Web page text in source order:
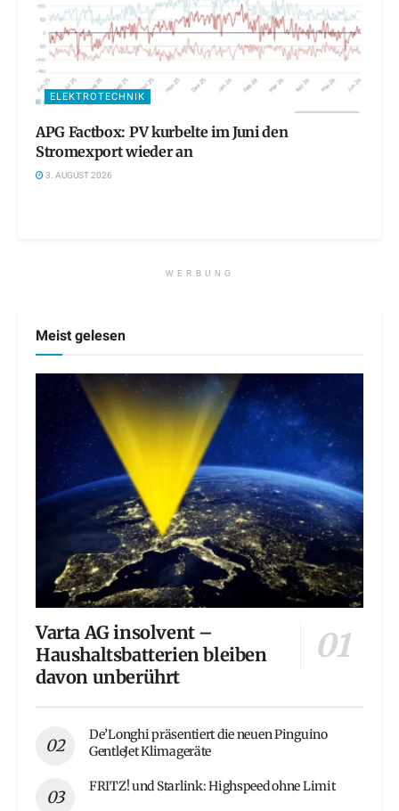
ELEKTROTECHNIK
APG Factbox: PV kurbelte im Juni den
Stromexport wieder an
3. AUGUST 2026
WERBUNG
Meist gelesen
Varta AG insolvent –
Haushaltsbatterien bleiben
davon unberührt
De’Longhi präsentiert die neuen Pinguino
GentleJet Klimageräte
FRITZ! und Starlink: Highspeed ohne Limit